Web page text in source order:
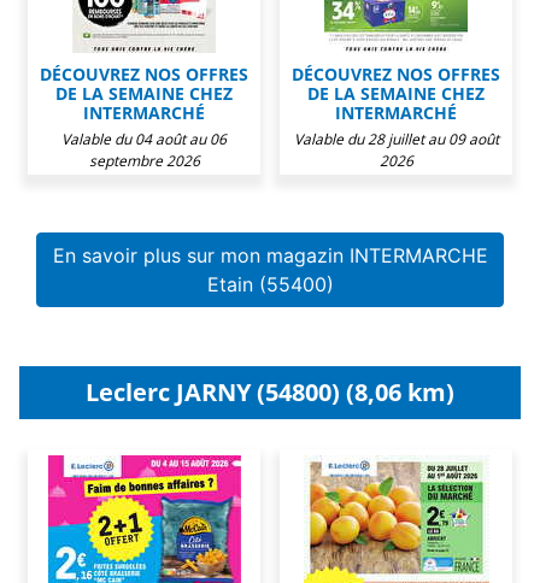
DÉCOUVREZ NOS OFFRES
DE LA SEMAINE CHEZ
INTERMARCHÉ
Valable du 04 août au 06
septembre 2026
DÉCOUVREZ NOS OFFRES
DE LA SEMAINE CHEZ
INTERMARCHÉ
Valable du 28 juillet au 09 août
2026
En savoir plus sur mon magazin INTERMARCHE
Etain (55400)
Leclerc JARNY (54800) (8,06 km)